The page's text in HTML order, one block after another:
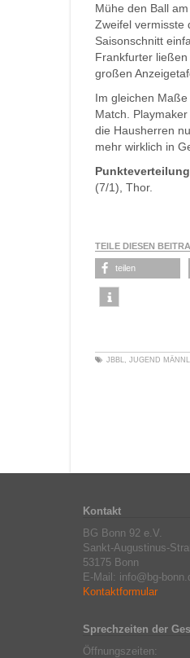
Mühe den Ball
Zweifel vermisste
Saisonschnitt
Frankfurter
großen
Im gleichen
Match.
die Hausherren
mehr wirklich in
(7/1), Thor.
TEILE DIESEN
teilen
JBBL, JUGEND
Kontakt
BG Bonn 92 e.V.
Sankt-Augustinus-
53175 Bonn
E-Mail: info@bg-
Kontaktformular
Sprechzeiten der
Öffnungszeiten: